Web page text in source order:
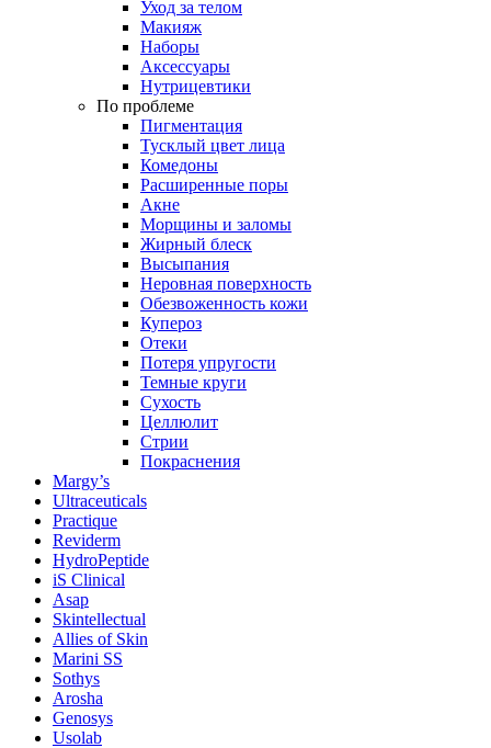
Уход за телом
Макияж
Наборы
Аксессуары
Нутрицевтики
По проблеме
Пигментация
Тусклый цвет лица
Комедоны
Расширенные поры
Акне
Морщины и заломы
Жирный блеск
Высыпания
Неровная поверхность
Обезвоженность кожи
Купероз
Отеки
Потеря упругости
Темные круги
Сухость
Целлюлит
Стрии
Покраснения
Margy’s
Ultraceuticals
Practique
Reviderm
HydroPeptide
iS Clinical
Asap
Skintellectual
Allies of Skin
Marini SS
Sothys
Arosha
Genosys
Usolab